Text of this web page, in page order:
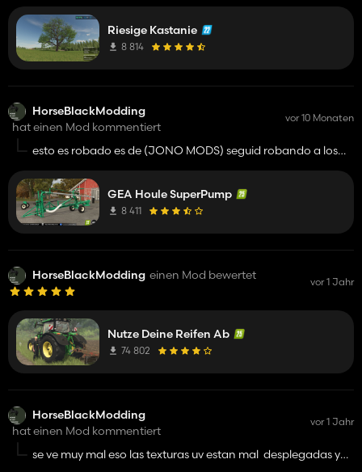
thank you!
Riesige Kastanie
8 814
HorseBlackModding
hat einen Mod kommentiert
vor 10 Monaten
esto es robado es de (JONO MODS) seguid robando a los
GEA Houle SuperPump
8 411
HorseBlackModding einen Mod bewertet vor 1 Jahr
Nutze Deine Reifen Ab
74 802
HorseBlackModding
hat einen Mod kommentiert
vor 1 Jahr
se ve muy mal eso las texturas uv estan mal desplegadas y